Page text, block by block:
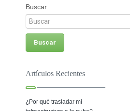
Buscar
Artículos Recientes
¿Por qué trasladar mi